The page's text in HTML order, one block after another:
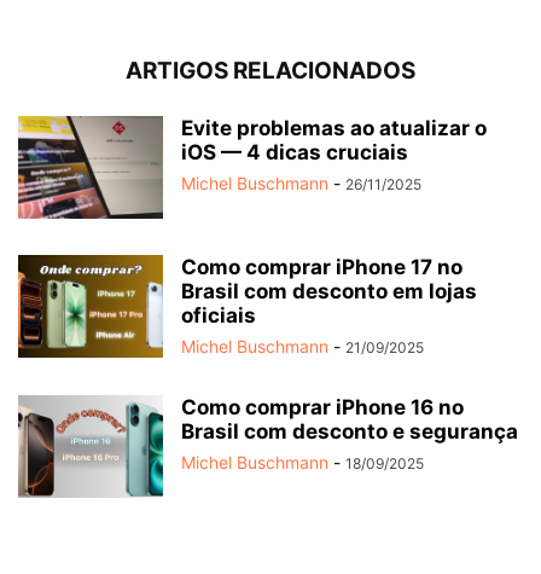
ARTIGOS RELACIONADOS
Evite problemas ao atualizar o
iOS — 4 dicas cruciais
Michel Buschmann - 26/11/2025
Como comprar iPhone 17 no
Brasil com desconto em lojas
oficiais
Michel Buschmann - 21/09/2025
Como comprar iPhone 16 no
Brasil com desconto e segurança
Michel Buschmann - 18/09/2025